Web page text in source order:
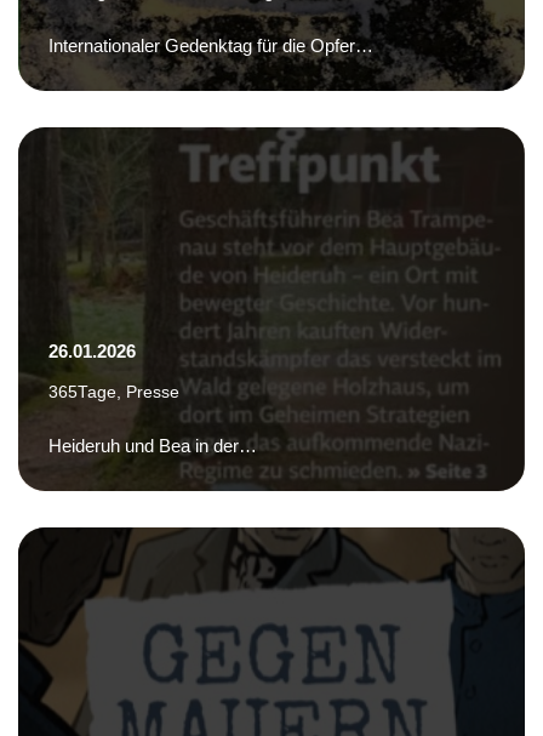
Internationaler Gedenktag für die Opfer…
26.01.2026
365Tage Presse
Heideruh und Bea in der…